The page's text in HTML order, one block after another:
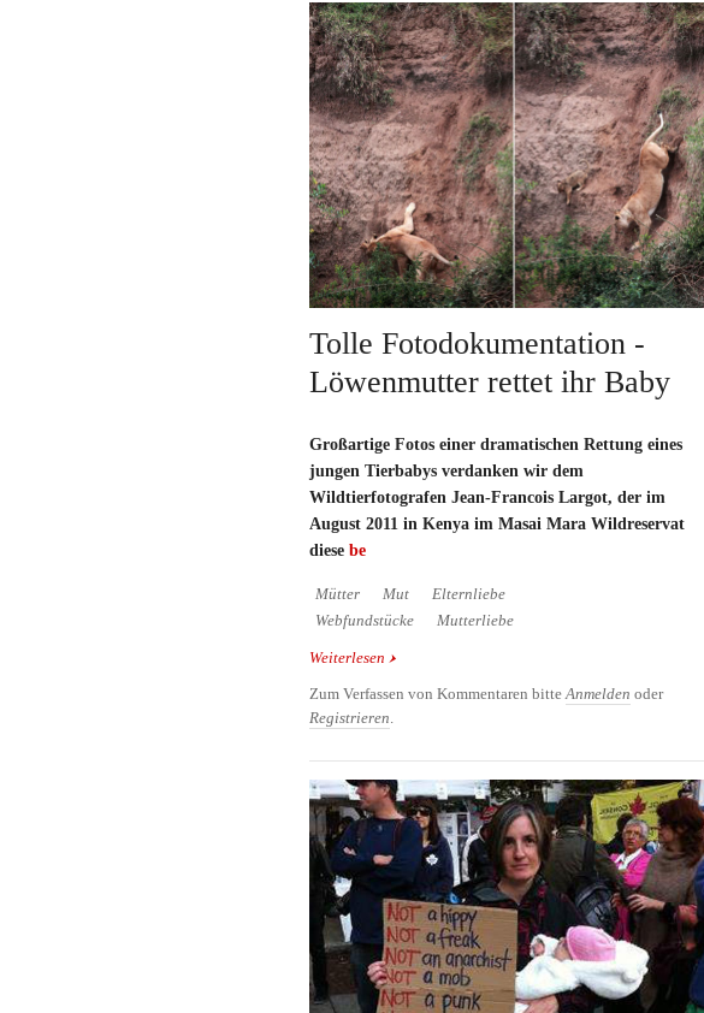
Tolle Fotodokumentation -
Löwenmutter rettet ihr Baby
Großartige Fotos einer dramatischen Rettung eines
jungen Tierbabys verdanken wir dem
Wildtierfotografen Jean-Francois Largot, der im
August 2011 in Kenya im Masai Mara Wildreservat
diese be
Mütter Mut
Elternliebe
Webfundstücke
Mutterliebe
Weiterlesen über Tolle Fotodokumentation - Löwenmutter
Zum Verfassen von Kommentaren bitte Anmelden oder
Registrieren